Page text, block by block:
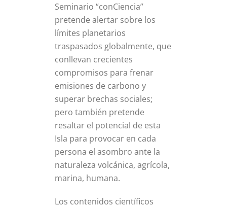
Seminario “conCiencia”
pretende alertar sobre los
límites planetarios
traspasados globalmente, que
conllevan crecientes
compromisos para frenar
emisiones de carbono y
superar brechas sociales;
pero también pretende
resaltar el potencial de esta
Isla para provocar en cada
persona el asombro ante la
naturaleza volcánica, agrícola,
marina, humana.
Los contenidos científicos